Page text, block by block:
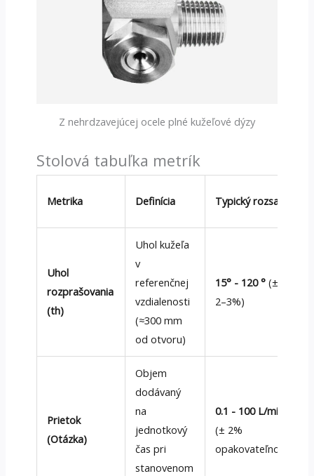
Z nehrdzavejúcej ocele plné kužeľové dýzy
Stolová tabuľka metrík
Metrika Definícia Typický rozsah
Uhol
rozprašovania
(th)
Uhol kužeľa
v
referenčnej
vzdialenosti
(≈300 mm
od otvoru)
15° - 120 ° (±
2–3%)
Prietok
(Otázka)
Objem
dodávaný
na
jednotkový
čas pri
stanovenom
0.1 - 100 L/min
(± 2%
opakovateľnosť)